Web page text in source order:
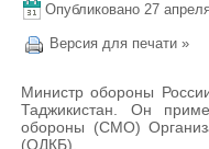
Опубликовано 27
Версия для печати »
Министр обороны
Таджикистан. Он
обороны (СМО)
(ОДКБ).